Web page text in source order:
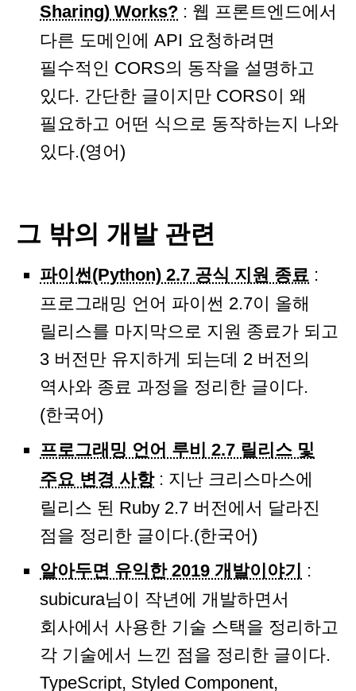
Sharing) Works? : 웹 프론트엔드에서
다른 도메인에 API 요청하려면
필수적인 CORS의 동작을 설명하고
있다. 간단한 글이지만 CORS이 왜
필요하고 어떤 식으로 동작하는지 나와
있다.(영어)
그 밖의 개발 관련
파이썬(Python) 2.7 공식 지원 종료 :
프로그래밍 언어 파이썬 2.7이 올해
릴리스를 마지막으로 지원 종료가 되고
3 버전만 유지하게 되는데 2 버전의
역사와 종료 과정을 정리한 글이다.
(한국어)
프로그래밍 언어 루비 2.7 릴리스 및
주요 변경 사항: 지난 크리스마스에
릴리스 된 Ruby 2.7 버전에서 달라진
점을 정리한 글이다.(한국어)
알아두면 유익한 2019 개발이야기
:
subicura님이 작년에 개발하면서
회사에서 사용한 기술 스택을 정리하고
각 기술에서 느낀 점을 정리한 글이다.
TypeScript, Styled Component,